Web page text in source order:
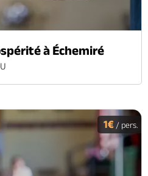
à Échemiré
1€ / pers.